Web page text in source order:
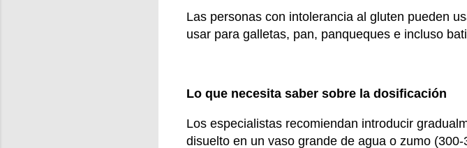
Las personas con intolerancia al gluten pueden
usar para galletas, pan, panqueques e incluso
Lo que necesita saber sobre la dosificación
Los especialistas recomiendan introducir
disuelto en un vaso grande de agua o zumo